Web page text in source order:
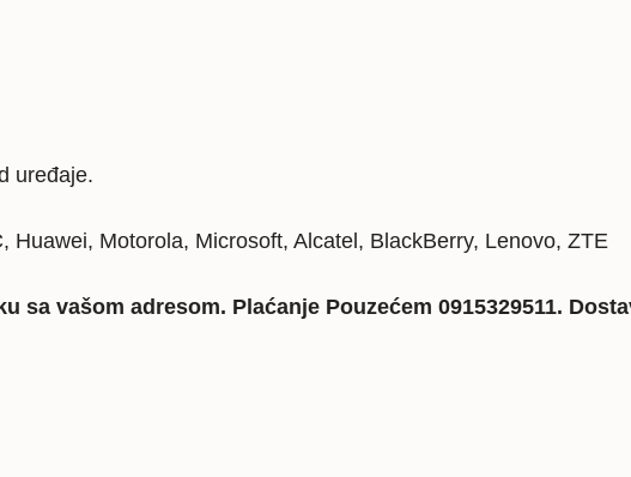
uređaje.
Huawei, Motorola, Microsoft, Alcatel, BlackBerry, Lenovo, ZTE
sa vašom adresom. Plaćanje Pouzećem 0915329511.